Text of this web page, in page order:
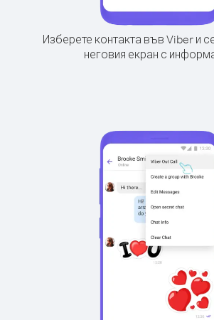
Изберете контакта във Viber и
неговия екран с